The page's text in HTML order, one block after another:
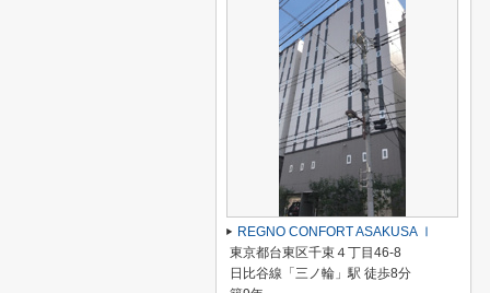
REGNO CONFORT ASAKUSA Ⅰ
東京都台東区千束４丁目46-8
日比谷線「三ノ輪」駅 徒歩8分